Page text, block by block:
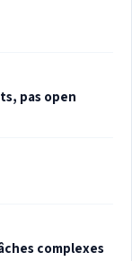
pas open
complexes